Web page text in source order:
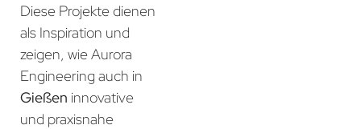
Diese Projekte dienen
als Inspiration und
zeigen, wie Aurora
Engineering auch in
Gießen innovative
und praxisnahe